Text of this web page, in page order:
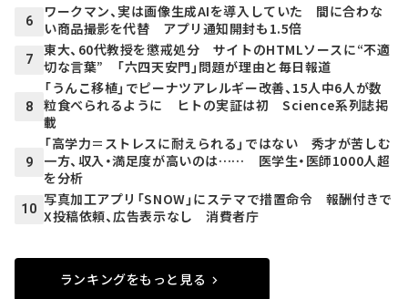
6
ワークマン、実は画像生成AIを導入していた 間に合わな
い商品撮影を代替 アプリ通知開封も1.5倍
7
東大、60代教授を懲戒処分 サイトのHTMLソースに“不適
切な言葉” 「六四天安門」問題が理由と毎日報道
8
「うんこ移植」でピーナツアレルギー改善、15人中6人が数
粒食べられるように ヒトの実証は初 Science系列誌掲
載
9
「高学力＝ストレスに耐えられる」ではない 秀才が苦しむ
一方、収入・満足度が高いのは…… 医学生・医師1000人超
を分析
10
写真加工アプリ「SNOW」にステマで措置命令 報酬付きで
X投稿依頼、広告表示なし 消費者庁
ランキングをもっと見る